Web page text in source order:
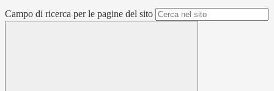
Campo di ricerca per le pagine del sito